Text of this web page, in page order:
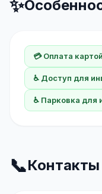
✨
💳 Оплата картой
♿ Доступ для
♿ Парковка для
📞